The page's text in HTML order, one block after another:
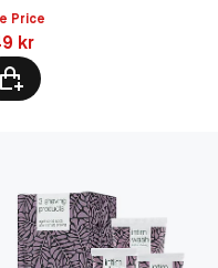
Price
349 kr
kr